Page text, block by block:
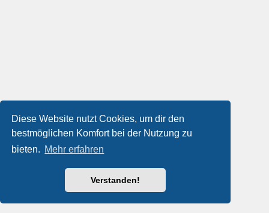
Diese Website nutzt Cookies, um dir den
bestmöglichen Komfort bei der Nutzung zu
bieten. Mehr erfahren
Verstanden!